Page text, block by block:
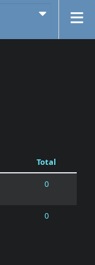
Total
0
0